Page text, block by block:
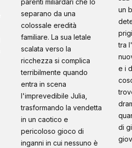
parenti miliardari che lo
separano da una
colossale eredità
familiare. La sua letale
scalata verso la
ricchezza si complica
terribilmente quando
entra in scena
l'imprevedibile Julia,
trasformando la vendetta
in un caotico e
pericoloso gioco di
inganni in cui nessuno è
un
tra
e i
di